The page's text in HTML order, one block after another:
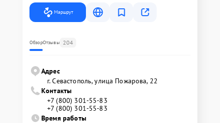
Маршрут
ОбзорОтзывы 204
Адрес
г. Севастополь, улица Пожарова, 22
Контакты
+7 (800) 301-55-83
+7 (800) 301-55-83
Время работы